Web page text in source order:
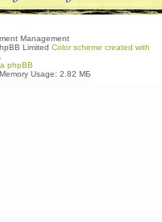
Management
Limited Color scheme created with
phpBB
Usage: 2.82 МБ